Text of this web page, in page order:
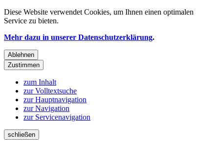
Diese Website verwendet Cookies, um Ihnen einen optimalen
Service zu bieten.
Mehr dazu in unserer Datenschutzerklärung.
Ablehnen
Zustimmen
zum Inhalt
zur Volltextsuche
zur Hauptnavigation
zur Navigation
zur Servicenavigation
schließen